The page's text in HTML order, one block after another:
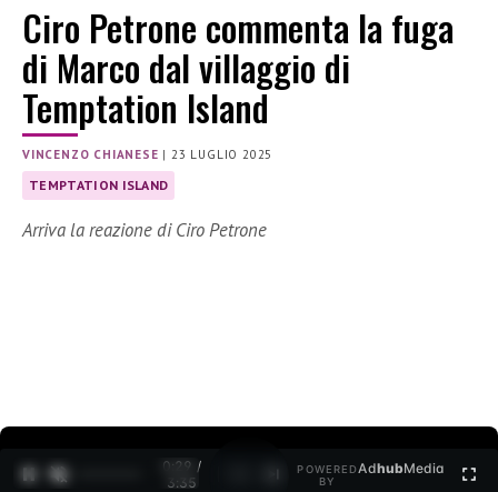
Ciro Petrone commenta la fuga
di Marco dal villaggio di
Temptation Island
VINCENZO CHIANESE |23 LUGLIO 2025
TEMPTATION ISLAND
Arriva la reazione di Ciro Petrone
0:30 /
3:35
POWERED
BY
AdhubMedia